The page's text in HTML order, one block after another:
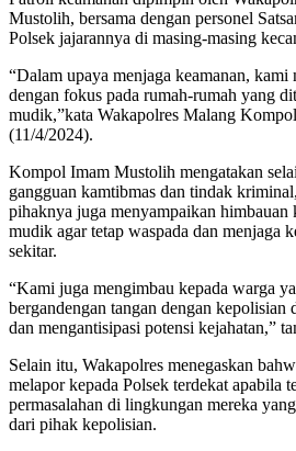
Mustolih, bersama dengan personel
Polsek jajarannya di masing-masing
“Dalam upaya menjaga keamanan,
dengan fokus pada rumah-rumah yang
mudik,”kata Wakapolres Malang
(11/4/2024).
Kompol Imam Mustolih mengatakan
gangguan kamtibmas dan tindak
pihaknya juga menyampaikan himbauan
mudik agar tetap waspada dan menjaga
sekitar.
“Kami juga mengimbau kepada warga
bergandengan tangan dengan kepolisian
dan mengantisipasi potensi kejahatan,”
Selain itu, Wakapolres menegaskan
melapor kepada Polsek terdekat apabila
permasalahan di lingkungan mereka
dari pihak kepolisian.